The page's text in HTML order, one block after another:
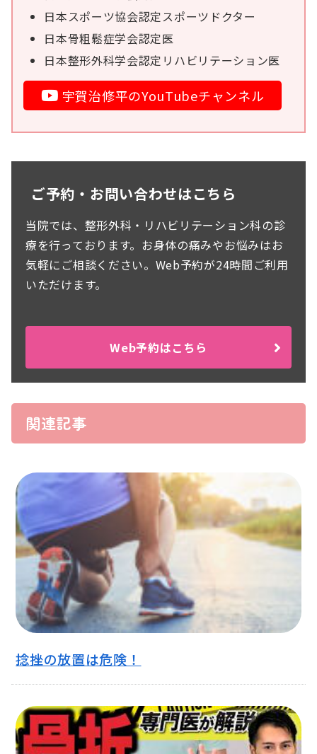
日本スポーツ協会認定スポーツドクター
日本骨粗鬆症学会認定医
日本整形外科学会認定リハビリテーション医
宇賀治修平のYouTubeチャンネル
ご予約・お問い合わせはこちら
当院では、整形外科・リハビリテーション科の診
療を行っております。お身体の痛みやお悩みはお
気軽にご相談ください。Web予約が24時間ご利用
いただけます。
Web予約はこちら
関連記事
捻挫の放置は危険！